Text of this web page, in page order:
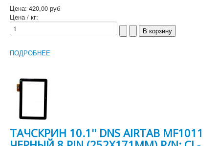
Цена: 420,00 руб
Цена / кг:
ПОДРОБНЕЕ
ТАЧСКРИН 10.1'' DNS AIRTAB MF1011